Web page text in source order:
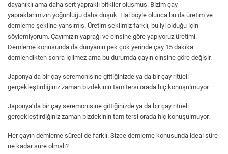
dayanıklı ama daha sert yapraklı bitkiler oluşmuş. Bizim çay
yapraklarımızın yoğunluğu daha düşük. Hal böyle olunca bu da üretim ve
demleme şekline yansımış. Üretim şeklimiz farklı, bu iyi olduğu için
söylemiyorum. Çayımızın yaprağı ve cinsine göre yapıyoruz üretimi.
Demleme konusunda da dünyanın pek çok yerinde çay 15 dakika
demlendikten sonra içilmez ama bu durumda çayın cinsine göre değişir.
Japonya’da bir çay seremonisine gittiğinizde ya da bir çay ritüeli
gerçekleştirdiğiniz zaman bizdekinin tam tersi orada hiç konuşulmuyor.
Japonya’da bir çay seremonisine gittiğinizde ya da bir çay ritüeli
gerçekleştirdiğiniz zaman bizdekinin tam tersi orada hiç konuşulmuyor.
Her çayın demleme süreci de farklı. Sizce demleme konusunda ideal süre
ne kadar süre olmalı?